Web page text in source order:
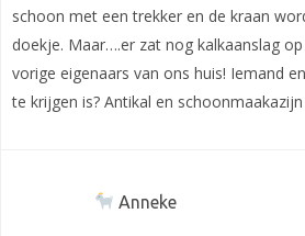
schoon met een trekker en de kraan
doekje. Maar….er zat nog kalkaanslag
vorige eigenaars van ons huis! Iemand
te krijgen is? Antikal en
Anneke